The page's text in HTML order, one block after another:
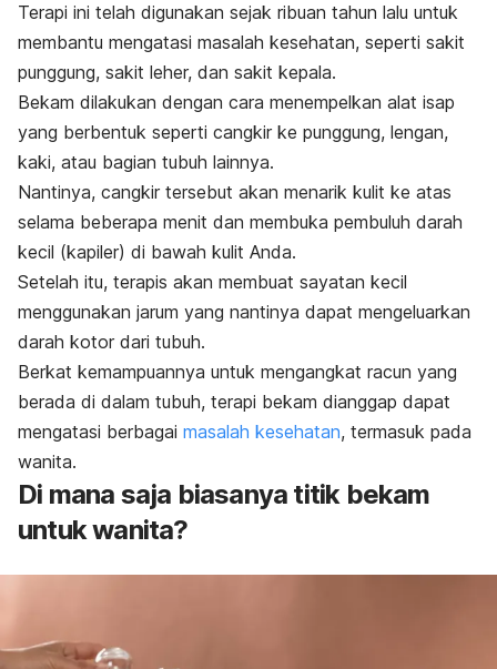
Terapi ini telah digunakan sejak ribuan tahun lalu untuk
membantu mengatasi masalah kesehatan, seperti sakit
punggung, sakit leher, dan sakit kepala.
Bekam dilakukan dengan cara menempelkan alat isap
yang berbentuk seperti cangkir ke punggung, lengan,
kaki, atau bagian tubuh lainnya.
Nantinya, cangkir tersebut akan menarik kulit ke atas
selama beberapa menit dan membuka pembuluh darah
kecil (kapiler) di bawah kulit Anda.
Setelah itu, terapis akan membuat sayatan kecil
menggunakan jarum yang nantinya dapat mengeluarkan
darah kotor dari tubuh.
Berkat kemampuannya untuk mengangkat racun yang
berada di dalam tubuh, terapi bekam dianggap dapat
mengatasi berbagai masalah kesehatan, termasuk pada
wanita.
Di mana saja biasanya titik bekam
untuk wanita?